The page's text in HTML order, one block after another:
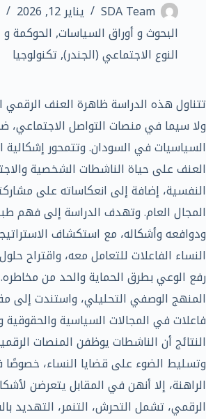
SDA Team
يناير 12, 2026
البحوث و أوراق السياسات, الحوكمة
النوع الاجتماعي (الجندر),تكنولوجيا
تتناول هذه الدراسة ظاهرة العنف الرقمي
ولا سيما في منصات التواصل الاجتماعي،
السياسيات في السودان. وتتمحور إشكالية
العنف على حياة الناشطات الشخصية
النفسية، إضافة إلى انعكاساته على
المجال العام. وتهدف الدراسة إلى فهم
ودوافعه وأشكاله، مع استكشاف
النساء الفاعلات للتعامل معه، واقتراح
رفع الوعي بطرق الحماية والحد من
المنهج الوصفي التحليلي، واستندت إلى
فاعلات في المجالات السياسية
النتائج أن الناشطات يوظفن المنصات
وتسليط الضوء على قضايا النساء،
الراهنة، إلا أنهن في المقابل يتعرضن
الرقمي، تشمل التحرش، التنمر، التهديد